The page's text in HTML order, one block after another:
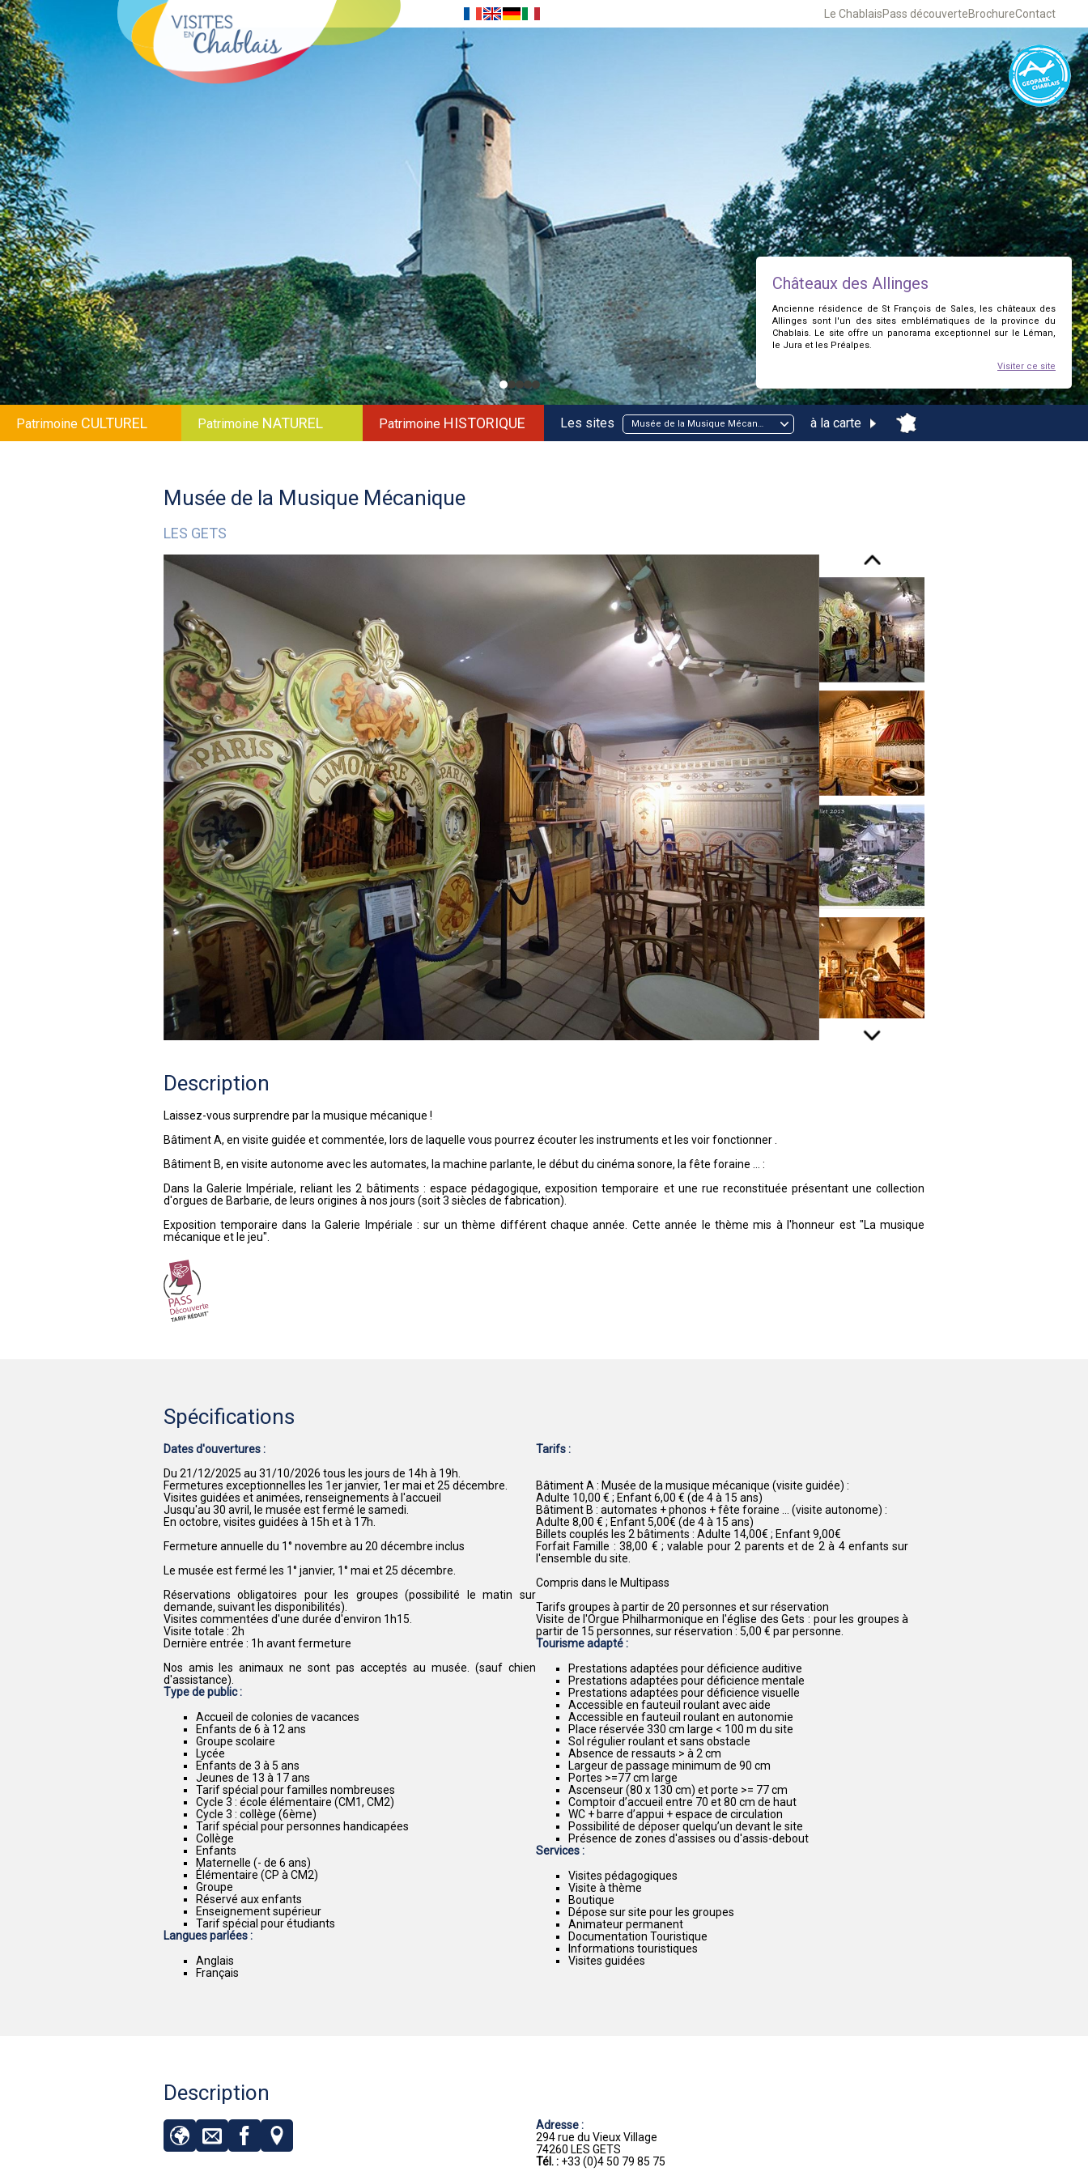
Le ChablaisPass découverteBrochureContact
Châteaux des Allinges
Ancienne résidence de St François de Sales, les châteaux des
Allinges sont l'un des sites emblématiques de la province du
Chablais. Le site offre un panorama exceptionnel sur le Léman,
le Jura et les Préalpes.
Visiter ce site
Patrimoine CULTUREL Patrimoine NATUREL Patrimoine HISTORIQUE Les sites Musée de la Musique Mécanique à la carte
Musée de la Musique Mécanique
LES GETS
Description
Laissez-vous surprendre par la musique mécanique !
Bâtiment A, en visite guidée et commentée, lors de laquelle vous pourrez écouter les instruments et les voir fonctionner .
Bâtiment B, en visite autonome avec les automates, la machine parlante, le début du cinéma sonore, la fête foraine ... :
Dans la Galerie Impériale, reliant les 2 bâtiments : espace pédagogique, exposition temporaire et une rue reconstituée présentant une collection
d'orgues de Barbarie, de leurs origines à nos jours (soit 3 siècles de fabrication).
Exposition temporaire dans la Galerie Impériale : sur un thème différent chaque année. Cette année le thème mis à l'honneur est "La musique
mécanique et le jeu".
Spécifications
Dates d'ouvertures :
Du 21/12/2025 au 31/10/2026 tous les jours de 14h à 19h.
Fermetures exceptionnelles les 1er janvier, 1er mai et 25 décembre.
Visites guidées et animées, renseignements à l'accueil
Jusqu'au 30 avril, le musée est fermé le samedi.
En octobre, visites guidées à 15h et à 17h.
Fermeture annuelle du 1° novembre au 20 décembre inclus
Le musée est fermé les 1° janvier, 1° mai et 25 décembre.
Réservations obligatoires pour les groupes (possibilité le matin sur
demande, suivant les disponibilités).
Visites commentées d'une durée d'environ 1h15.
Visite totale : 2h
Dernière entrée : 1h avant fermeture
Nos amis les animaux ne sont pas acceptés au musée. (sauf chien
d'assistance).
Type de public :
Accueil de colonies de vacances
Enfants de 6 à 12 ans
Groupe scolaire
Lycée
Enfants de 3 à 5 ans
Jeunes de 13 à 17 ans
Tarif spécial pour familles nombreuses
Cycle 3 : école élémentaire (CM1, CM2)
Cycle 3 : collège (6ème)
Tarif spécial pour personnes handicapées
Collège
Enfants
Maternelle (- de 6 ans)
Élémentaire (CP à CM2)
Groupe
Réservé aux enfants
Enseignement supérieur
Tarif spécial pour étudiants
Langues parlées :
Anglais
Français
Tarifs :
Bâtiment A : Musée de la musique mécanique (visite guidée) :
Adulte 10,00 € ; Enfant 6,00 € (de 4 à 15 ans)
Bâtiment B : automates + phonos + fête foraine ... (visite autonome) :
Adulte 8,00 € ; Enfant 5,00€ (de 4 à 15 ans)
Billets couplés les 2 bâtiments : Adulte 14,00€ ; Enfant 9,00€
Forfait Famille : 38,00 € ; valable pour 2 parents et de 2 à 4 enfants sur
l'ensemble du site.
Compris dans le Multipass
Tarifs groupes à partir de 20 personnes et sur réservation
Visite de l'Orgue Philharmonique en l'église des Gets : pour les groupes à
partir de 15 personnes, sur réservation : 5,00 € par personne.
Tourisme adapté :
Prestations adaptées pour déficience auditive
Prestations adaptées pour déficience mentale
Prestations adaptées pour déficience visuelle
Accessible en fauteuil roulant avec aide
Accessible en fauteuil roulant en autonomie
Place réservée 330 cm large < 100 m du site
Sol régulier roulant et sans obstacle
Absence de ressauts > à 2 cm
Largeur de passage minimum de 90 cm
Portes >=77 cm large
Ascenseur (80 x 130 cm) et porte >= 77 cm
Comptoir d’accueil entre 70 et 80 cm de haut
WC + barre d’appui + espace de circulation
Possibilité de déposer quelqu’un devant le site
Présence de zones d'assises ou d'assis-debout
Services :
Visites pédagogiques
Visite à thème
Boutique
Dépose sur site pour les groupes
Animateur permanent
Documentation Touristique
Informations touristiques
Visites guidées
Description
Adresse :
294 rue du Vieux Village
74260 LES GETS
Tél. : +33 (0)4 50 79 85 75